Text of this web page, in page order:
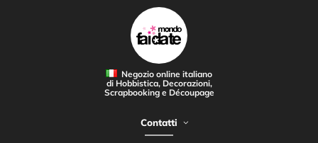
Negozio online italiano
di Hobbistica, Decorazioni,
Scrapbooking e Découpage
Contatti